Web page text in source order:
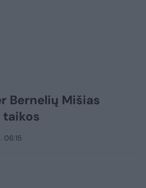
Bernelių Mišias
06:15